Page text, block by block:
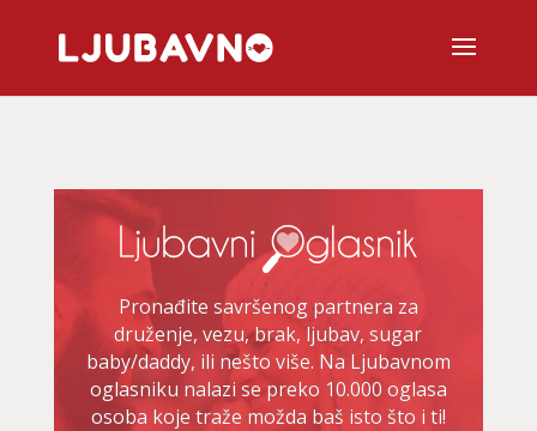
Pronađite savršenog partnera za
druženje, vezu, brak, ljubav, sugar
baby/daddy, ili nešto više. Na Ljubavnom
oglasniku nalazi se preko 10.000 oglasa
osoba koje traže možda baš isto što i ti!